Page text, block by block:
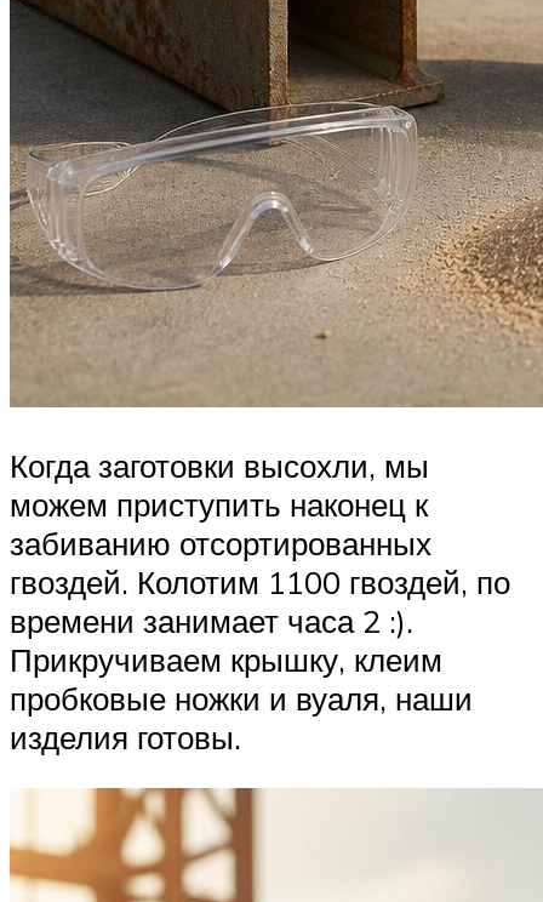
Когда заготовки высохли, мы
можем приступить наконец к
забиванию отсортированных
гвоздей. Колотим 1100 гвоздей, по
времени занимает часа 2 :).
Прикручиваем крышку, клеим
пробковые ножки и вуаля, наши
изделия готовы.